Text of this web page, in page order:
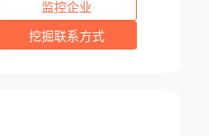
监控企业
挖掘联系方式